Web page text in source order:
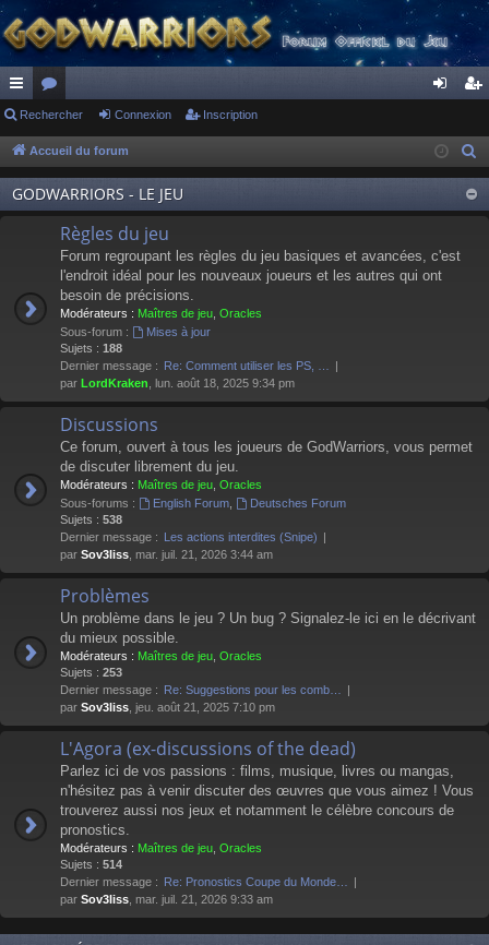
ac
co
ur
ci
or
u
m
s
ne
xi
on
cri
pti
on
Rechercher Connexion Inscription
Accueil du forum
GODWARRIORS - LE JEU
Règles du jeu
Forum regroupant les règles du jeu basiques et avancées, c'est
l'endroit idéal pour les nouveaux joueurs et les autres qui ont
besoin de précisions.
Modérateurs : Maîtres de jeu Oracles
Sous-forum :
Mises à jour
Sujets : 188
Dernier message : Re: Comment utiliser les PS, …
par LordKraken , lun. août 18, 2025 9:34 pm
Discussions
Ce forum, ouvert à tous les joueurs de GodWarriors, vous permet
de discuter librement du jeu.
Modérateurs : Maîtres de jeu Oracles
Sous-forums :
English Forum,
Deutsches Forum
Sujets : 538
Dernier message : Les actions interdites (Snipe)
par Sov3liss , mar. juil. 21, 2026 3:44 am
Problèmes
Un problème dans le jeu ? Un bug ? Signalez-le ici en le décrivant
du mieux possible.
Modérateurs : Maîtres de jeu Oracles
Sujets : 253
Dernier message : Re: Suggestions pour les comb…
par Sov3liss , jeu. août 21, 2025 7:10 pm
L'Agora (ex-discussions of the dead)
Parlez ici de vos passions : films, musique, livres ou mangas,
n'hésitez pas à venir discuter des œuvres que vous aimez ! Vous
trouverez aussi nos jeux et notamment le célèbre concours de
pronostics.
Modérateurs : Maîtres de jeu Oracles
Sujets : 514
Dernier message : Re: Pronostics Coupe du Monde…
par Sov3liss , mar. juil. 21, 2026 9:33 am